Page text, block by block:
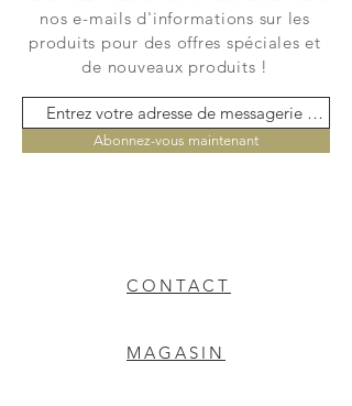
nos e-mails d'informations sur les
produits pour des offres spéciales et
de nouveaux produits !
Abonnez-vous maintenant
CONTACT
MAGASIN